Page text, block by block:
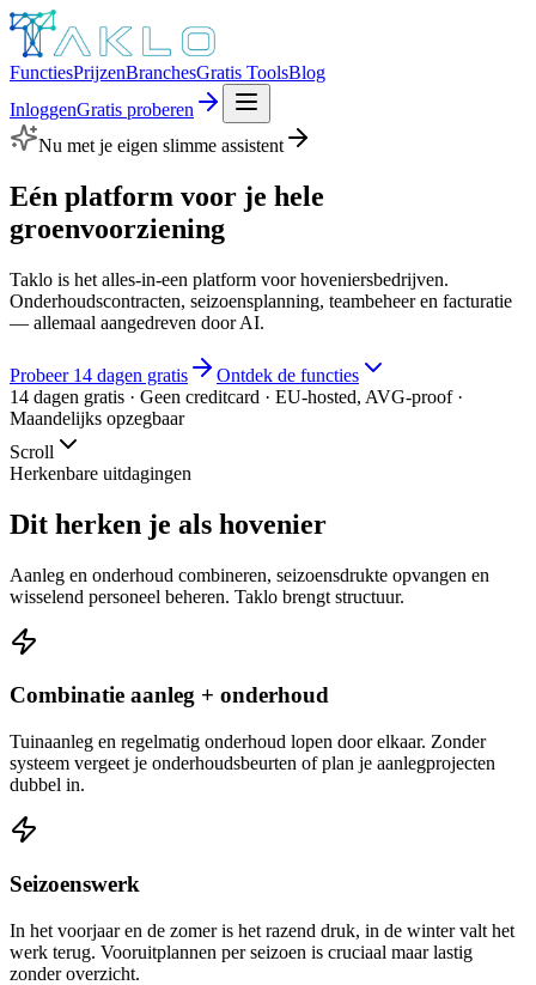
FunctiesPrijzenBranchesGratis ToolsBlog
InloggenGratis proberen
Nu met je eigen slimme assistent
Eén platform voor je hele
groenvoorziening
Taklo is het alles-in-een platform voor hoveniersbedrijven.
Onderhoudscontracten, seizoensplanning, teambeheer en facturatie
— allemaal aangedreven door AI.
Probeer 14 dagen gratis
Ontdek de functies
14 dagen gratis · Geen creditcard · EU-hosted, AVG-proof ·
Maandelijks opzegbaar
Scroll
Herkenbare uitdagingen
Dit herken je als hovenier
Aanleg en onderhoud combineren, seizoensdrukte opvangen en
wisselend personeel beheren. Taklo brengt structuur.
Combinatie aanleg + onderhoud
Tuinaanleg en regelmatig onderhoud lopen door elkaar. Zonder
systeem vergeet je onderhoudsbeurten of plan je aanlegprojecten
dubbel in.
Seizoenswerk
In het voorjaar en de zomer is het razend druk, in de winter valt het
werk terug. Vooruitplannen per seizoen is cruciaal maar lastig
zonder overzicht.